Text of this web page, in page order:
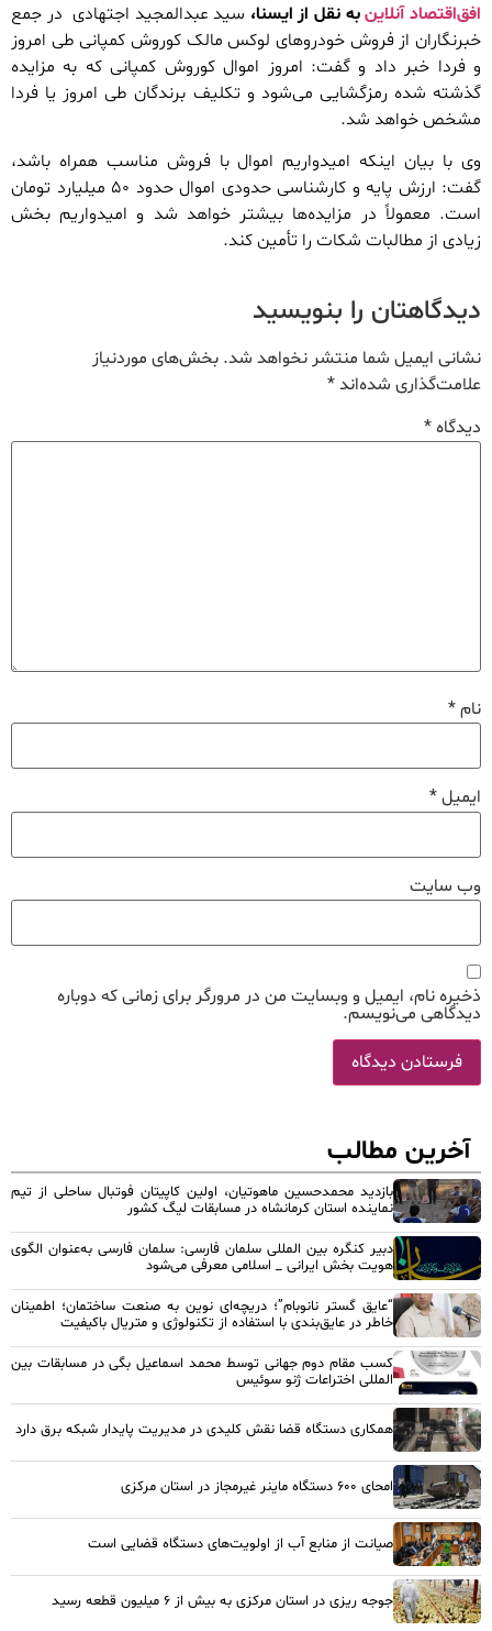
افق‌اقتصاد آنلاینبه نقل از ایسنا، سید عبدالمجید اجتهادی در جمع
خبرنگاران از فروش خودروهای لوکس مالک کوروش کمپانی طی امروز
و فردا خبر داد و گفت: امروز اموال کوروش کمپانی که به مزایده
گذشته شده رمزگشایی می‌شود و تکلیف برندگان طی امروز یا فردا
مشخص خواهد شد.
وی با بیان اینکه امیدواریم اموال با فروش مناسب همراه باشد،
گفت: ارزش پایه و کارشناسی حدودی اموال حدود ۵۰‌ میلیارد تومان
است. معمولاً در مزایده‌ها بیشتر خواهد شد و امیدواریم بخش
زیادی از مطالبات شکات را تأمین کند.
دیدگاهتان را بنویسید
نشانی ایمیل شما منتشر نخواهد شد. بخش‌های موردنیاز
علامت‌گذاری شده‌اند*
دیدگاه*
نام*
ایمیل*
وب‌ سایت
ذخیره نام، ایمیل و وبسایت من در مرورگر برای زمانی که دوباره
دیدگاهی می‌نویسم.
آخرین مطالب
بازدید محمدحسین ماهوتیان، اولین کاپیتان فوتبال ساحلی از تیم
نماینده استان کرمانشاه در مسابقات لیگ کشور
دبیر کنگره بین المللی سلمان فارسی: سلمان فارسی به‌عنوان الگوی
هویت بخش ایرانی _ اسلامی معرفی می‌شود
“عایق گستر نانوبام”؛ دریچه‌ای نوین به صنعت ساختمان؛ اطمینان
خاطر در عایق‌بندی با استفاده از تکنولوژی و متریال باکیفیت
کسب مقام دوم جهانی توسط محمد اسماعیل بگی در مسابقات بین
المللی اختراعات ژنو سوئیس
همکاری دستگاه قضا نقش کلیدی در مدیریت پایدار شبکه برق دارد
امحای ۶۰۰ دستگاه ماینر غیرمجاز در استان مرکزی
صیانت از منابع آب از اولویت‌های دستگاه قضایی است
جوجه ریزی در استان مرکزی به بیش از ۶ میلیون قطعه رسید